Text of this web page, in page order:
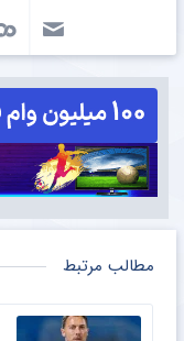
مطالب مرتبط